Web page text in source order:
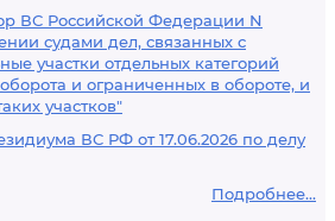
ВС Российской Федерации N
судами дел, связанных с
участки отдельных категорий
и ограниченных в обороте, и
участков"
ВС РФ от 17.06.2026 по делу
Подробнее...